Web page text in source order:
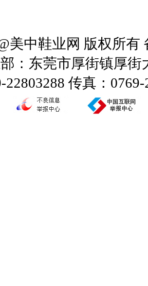
美中鞋业网 版权所有
：东莞市厚街镇厚
22803288 传真：0769-